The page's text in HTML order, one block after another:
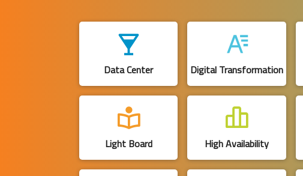
Digital Transformation
Data Center
High Availability
Light Board